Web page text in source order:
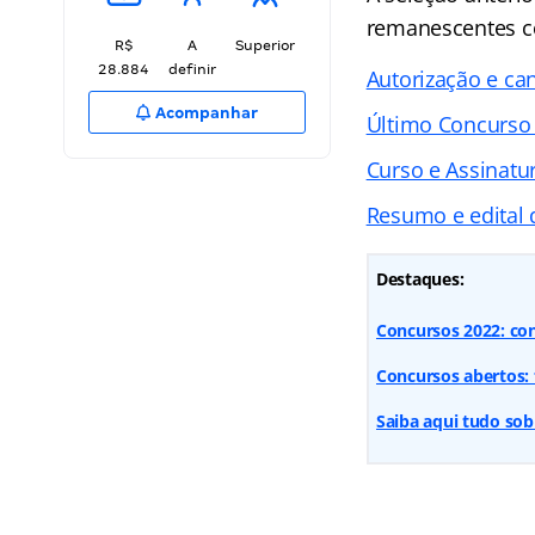
R$
28.884
A
definir
Superior
Acompanhar
remanescentes
Autorização e
Último Concurso
Curso e
Resumo e edital
Destaques:
Concursos 2022:
Concursos
Saiba aqui tudo